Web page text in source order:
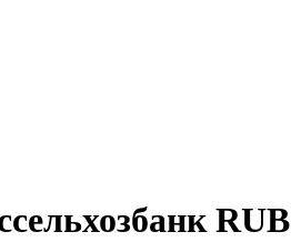
RUB